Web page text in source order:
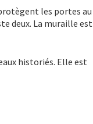
les portes au
deux. La muraille est
historiés. Elle est